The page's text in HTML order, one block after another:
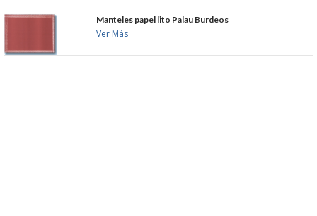
Manteles papel lito Palau Burdeos
Ver Más